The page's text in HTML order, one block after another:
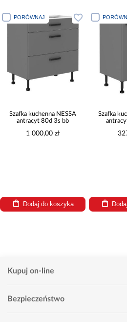
PORÓWNAJ
Szafka kuchenna NESSA
antracyt 80d 3s bb
1 000,00 zł
Dodaj do koszyka
Szafka
Kupuj on-line
Bezpieczeństwo